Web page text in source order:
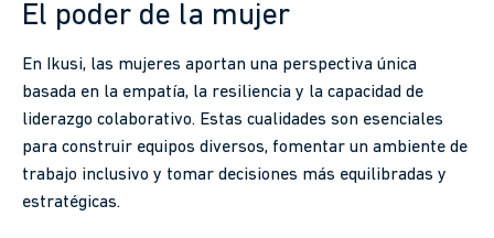
El poder de la mujer
En Ikusi, las mujeres aportan una perspectiva única
basada en la empatía, la resiliencia y la capacidad de
liderazgo colaborativo. Estas cualidades son esenciales
para construir equipos diversos, fomentar un ambiente de
trabajo inclusivo y tomar decisiones más equilibradas y
estratégicas.